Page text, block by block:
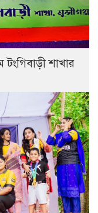
টংগিবাড়ী শাখার